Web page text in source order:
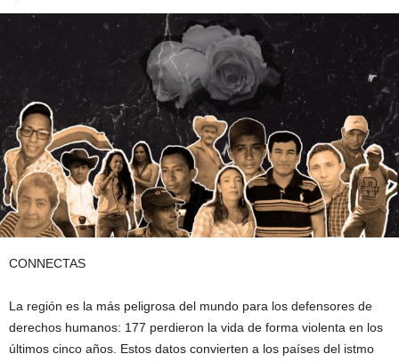
CONNECTAS
La región es la más peligrosa del mundo para los defensores de
derechos humanos: 177 perdieron la vida de forma violenta en los
últimos cinco años. Estos datos convierten a los países del istmo